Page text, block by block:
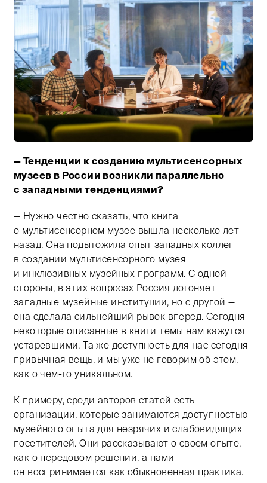
Тифлокомментарий: цветная фотография. Большое
— Тенденции к созданию мультисенсорных
музеев в России возникли параллельно
с западными тенденциями?
— Нужно честно сказать, что книга
о мультисенсорном музее вышла несколько лет
назад. Она подытожила опыт западных коллег
в создании мультисенсорного музея
и инклюзивных музейных программ. С одной
стороны, в этих вопросах Россия догоняет
западные музейные институции, но с другой —
она сделала сильнейший рывок вперед. Сегодня
некоторые описанные в книги темы нам кажутся
устаревшими. Та же доступность для нас сегодня
привычная вещь, и мы уже не говорим об этом,
как о чем-то уникальном.
К примеру, среди авторов статей есть
организации, которые занимаются доступностью
музейного опыта для незрячих и слабовидящих
посетителей. Они рассказывают о своем опыте,
как о передовом решении, а нами
он воспринимается как обыкновенная практика.